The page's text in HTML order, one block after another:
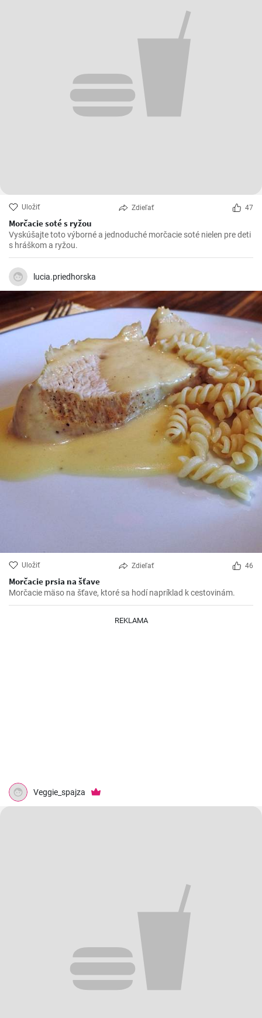
Uložiť Zdieľať 47
Morčacie soté s ryžou
Vyskúšajte toto výborné a jednoduché morčacie soté nielen pre deti
s hráškom a ryžou.
lucia.priedhorska
Uložiť Zdieľať 46
Morčacie prsia na šťave
Morčacie mäso na šťave, ktoré sa hodí napríklad k cestovinám.
REKLAMA
Veggie_spajza